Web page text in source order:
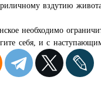
вздутию
необходимо
себя, и с